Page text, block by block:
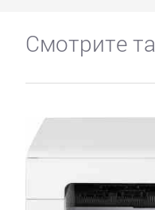
Смотрите